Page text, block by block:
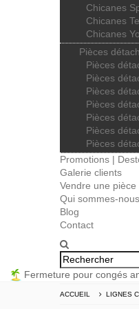
Chicanes
Chicanes
Chicanes
Pièces
Pièces
Pièces
Pièces
Pièces
Pièces
Pièces
Pièces
Promotions |
Galerie clients
Vendre une pièce
Qui sommes-
Blog
Contact
Fermeture pour congés
ACCUEIL LIGNES